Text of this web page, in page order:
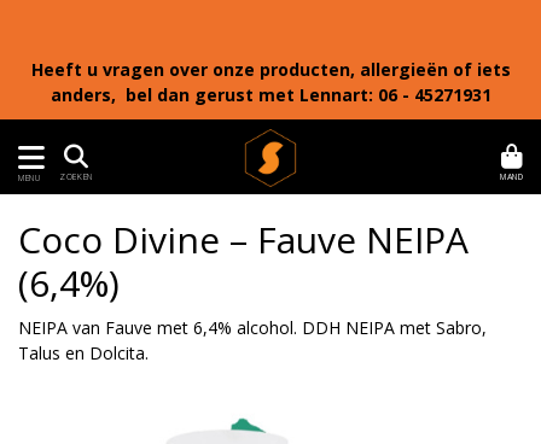
Heeft u vragen over onze producten, allergieën of iets
anders, bel dan gerust met Lennart: 06 - 45271931
MENU ZOEKEN MAND
Coco Divine – Fauve NEIPA
(6,4%)
NEIPA van Fauve met 6,4% alcohol. DDH NEIPA met Sabro,
Talus en Dolcita.